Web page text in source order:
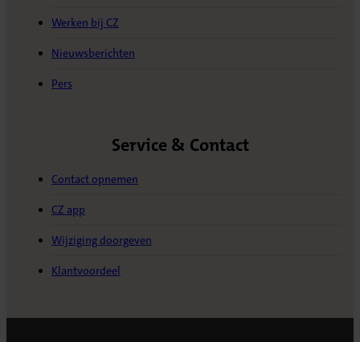
Werken bij CZ
Nieuwsberichten
Pers
Service & Contact
Contact opnemen
CZ app
Wijziging doorgeven
Klantvoordeel